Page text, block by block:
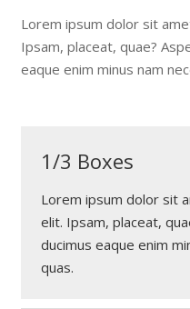
Lorem ipsum dolor sit
Ipsam, placeat, quae?
eaque enim minus nam
1/3 Boxes
Lorem ipsum dolor sit
elit. Ipsam, placeat,
ducimus eaque enim
quas.